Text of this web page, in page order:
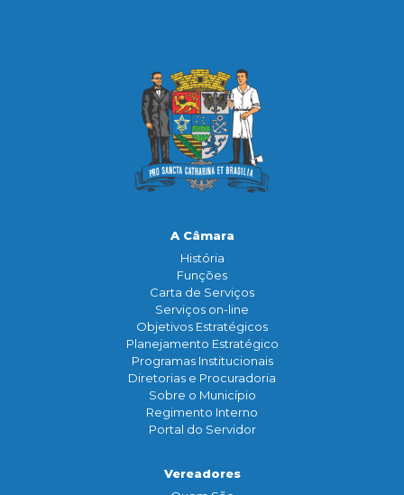
A Câmara
História
Funçōes
Carta de Serviços
Serviços on-line
Objetivos Estratégicos
Planejamento Estratégico
Programas Institucionais
Diretorias e Procuradoria
Sobre o Município
Regimento Interno
Portal do Servidor
Vereadores